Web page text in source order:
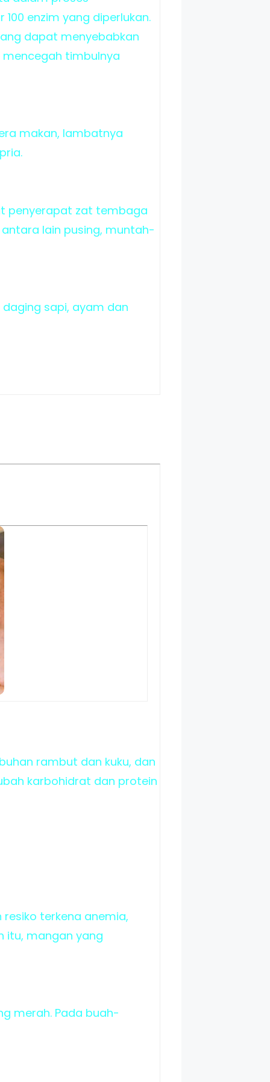
enzim yang diperlukan.
dapat menyebabkan
mencegah timbulnya
makan, lambatnya
penyerapat zat tembaga
lain pusing, muntah-
sapi, ayam dan
rambut dan kuku, dan
karbohidrat dan protein
terkena anemia,
itu, mangan yang
merah. Pada buah-